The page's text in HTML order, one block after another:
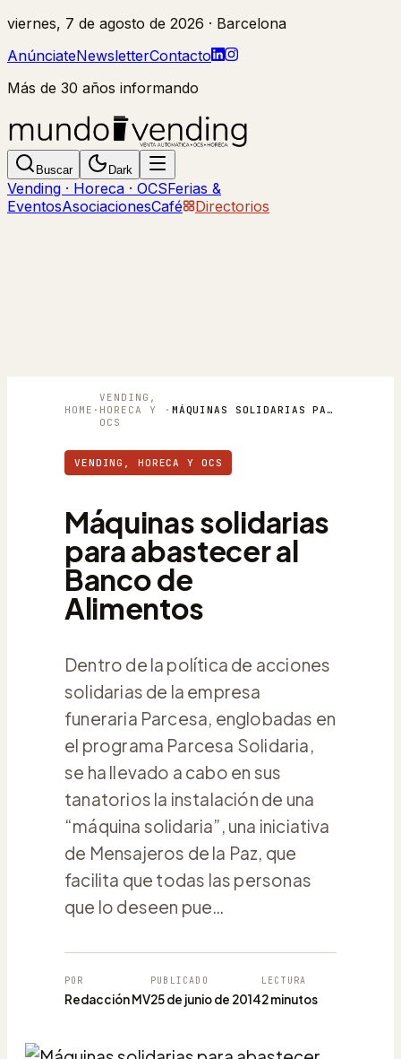
viernes, 7 de agosto de 2026 · Barcelona
AnúnciateNewsletterContacto
Más de 30 años informando
Buscar Dark
Vending · Horeca · OCSFerias &
EventosAsociacionesCafé Directorios
HOME ·
VENDING,
HORECA Y
OCS
· MÁQUINAS SOLIDARIAS PARA ABASTECER AL BANCO DE ALIMENTOS
VENDING, HORECA Y OCS
Máquinas solidarias
para abastecer al
Banco de
Alimentos
Dentro de la política de acciones
solidarias de la empresa
funeraria Parcesa, englobadas en
el programa Parcesa Solidaria,
se ha llevado a cabo en sus
tanatorios la instalación de una
“máquina solidaria”, una iniciativa
de Mensajeros de la Paz, que
facilita que todas las personas
que lo deseen pue…
POR
Redacción MV
PUBLICADO
25 de junio de 2014
LECTURA
2 minutos